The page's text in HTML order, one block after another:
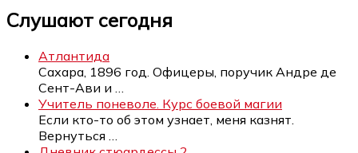
Слушают сегодня
Атлантида
Сахара, 1896 год. Офицеры, поручик Андре де
Сент-Ави и
Учитель поневоле. Курс боевой магии
Если кто-то об этом узнает, меня казнят.
Вернуться